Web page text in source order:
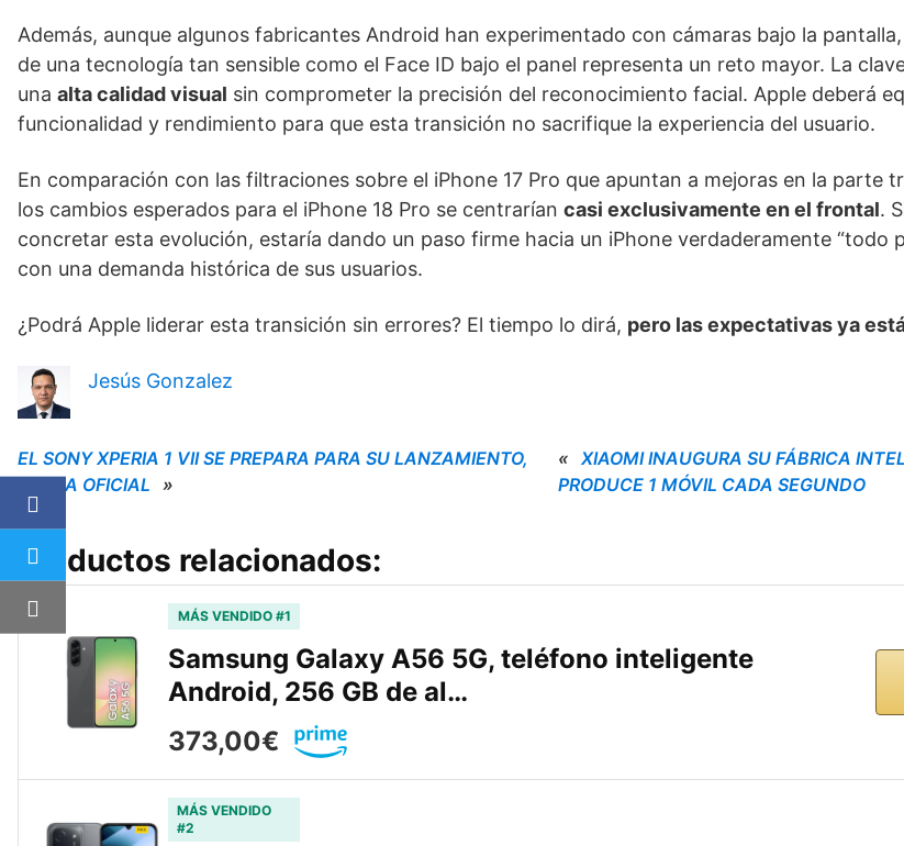
Además, aunque algunos fabricantes Android han experimentado con cámaras bajo la
de una tecnología tan sensible como el Face ID bajo el panel representa un reto mayor. La
una alta calidad visual sin comprometer la precisión del reconocimiento facial. Apple deberá
funcionalidad y rendimiento para que esta transición no sacrifique la experiencia del usuario.
En comparación con las filtraciones sobre el iPhone 17 Pro que apuntan a mejoras en la parte
los cambios esperados para el iPhone 18 Pro se centrarían casi exclusivamente en el frontal.
concretar esta evolución, estaría dando un paso firme hacia un iPhone verdaderamente “todo
con una demanda histórica de sus usuarios.
¿Podrá Apple liderar esta transición sin errores? El tiempo lo dirá, pero las expectativas ya
Jesús Gonzalez
EL SONY XPERIA 1 VII SE PREPARA PARA SU LANZAMIENTO,
FECHA OFICIAL »
« XIAOMI INAUGURA SU FÁBRICA
PRODUCE 1 MÓVIL CADA SEGUNDO
Productos relacionados:
MÁS VENDIDO #1
Samsung Galaxy A56 5G, teléfono inteligente
Android, 256 GB de al…
373,00€
MÁS VENDIDO
#2